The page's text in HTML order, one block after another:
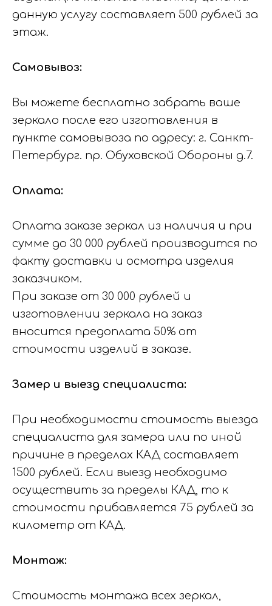
данную услугу составляет 500 рублей за
этаж.
Самовывоз:
Вы можете бесплатно забрать ваше
зеркало после его изготовления в
пункте самовывоза по адресу: г. Санкт-
Петербург. пр. Обуховской Обороны д.7.
Оплата:
Оплата заказе зеркал из наличия и при
сумме до 30 000 рублей производится по
факту доставки и осмотра изделия
заказчиком.
При заказе от 30 000 рублей и
изготовлении зеркала на заказ
вносится предоплата 50% от
стоимости изделий в заказе.
Замер и выезд специалиста:
При необходимости стоимость выезда
специалиста для замера или по иной
причине в пределах КАД составляет
1500 рублей. Если выезд необходимо
осуществить за пределы КАД, то к
стоимости прибавляется 75 рублей за
километр от КАД.
Монтаж:
Стоимость монтажа всех зеркал,